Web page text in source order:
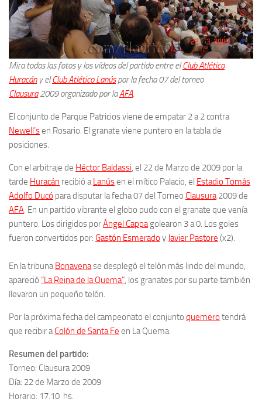
Mira todas las fotos y los vídeos del partido entre elClub Atlético
Huracány elClub Atlético Lanúspor la fecha 07del torneo
Clausura2009 organizado por laAFA
El conjunto de Parque Patricios viene de empatar 2 a 2 contra
Newell’sen Rosario. El granate viene puntero en la tabla de
posiciones.
Con el arbitraje de Héctor Baldassi , el 22 de Marzo de 2009 por la
tarde Huracán recibió a Lanúsen el mítico Palacio, el Estadio Tomás
Adolfo Ducó para disputar la fecha 07 del Torneo Clausura 2009 de
AFA . En un partido vibrante el globo pudo con el granate que venía
puntero. Los dirigidos porÁngel Cappa golearon 3 a 0. Los goles
fueron convertidos por: Gastón Esmerado y Javier Pastore (x2).
En la tribuna Bonavenase desplegó el telón más lindo del mundo,
apareció “La Reina de la Quema” , los granates por su parte también
llevaron un pequeño telón.
Por la próxima fecha del campeonato el conjunto quemero tendrá
que recibir a Colón de Santa Fe en La Quema.
Resumen del partido:
Torneo: Clausura 2009
Día: 22 de Marzo de 2009
Horario: 17.10 hs.